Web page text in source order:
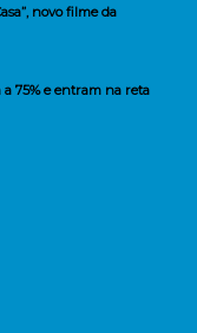
novo filme da
75% e entram na reta